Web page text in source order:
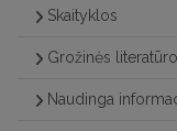
Skaityklos
Grožinės
Naudinga